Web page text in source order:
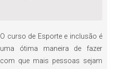
O curso de Esporte e inclusão é
uma ótima maneira de fazer
com que mais pessoas sejam